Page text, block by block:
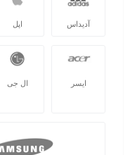
آدیداس اپل
ایسر ال جی